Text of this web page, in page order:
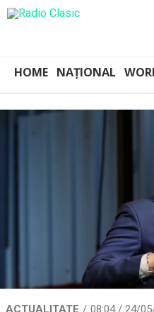
HOME NAȚIONAL
ACTUALITATE 08:04 / 24/